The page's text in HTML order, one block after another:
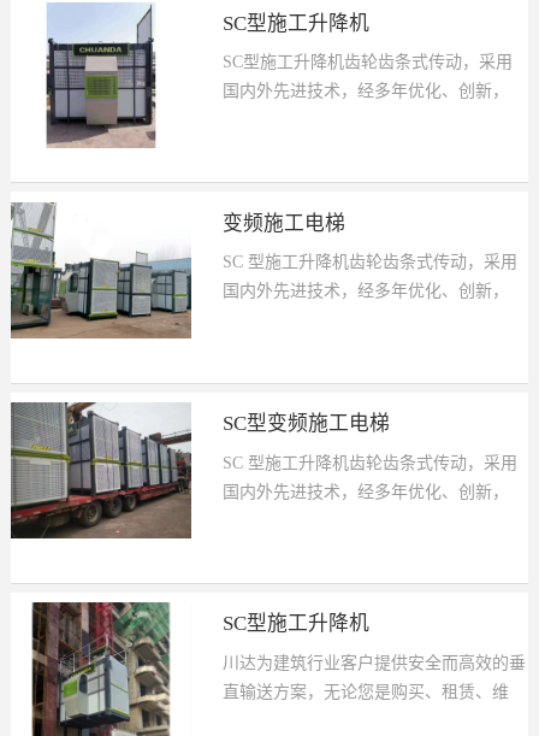
等特点，可根据需要组合成各种形式，包
括规则截面和不规则截面，起重量从
1000kg 到 2000kg，运行速度从
速和自动选层、平层，满足不同用户的不
同需要。具...
有更优良的技术性能，更安全可靠的工作
SC型施工升降机
SC型施工升降机齿轮齿条式传动，采用
国内外先进技术，经多年优化、创新，
筑施工最理想的垂直运输设备。它具有造
等特点，可根据需要组合成各种形式，包
括规则截面和不规则截面，起重量从
1000kg 到 2000kg，运行速度从
速和自动选层、平层，满足不同用户的不
同需要。具...
有更优良的技术性能，更安全可靠的工作
变频施工电梯
SC 型施工升降机齿轮齿条式传动，采用
国内外先进技术，经多年优化、创新，
等特点，可根据需要组合成各种形式，包
括规则截面和不规则截面，起重量从
1000kg 到 2000kg，运行速度从
速和自动选层、平层，满足不同用户的不
同需要。...
具有更优良的技术性能，更安全可靠的工
SC型变频施工电梯
SC 型施工升降机齿轮齿条式传动，采用
国内外先进技术，经多年优化、创新，
等特点，可根据需要组合成各种形式，包
括规则截面和不规则截面，起重量从
1000kg 到 2000kg，运行速度从
SC型施工升降机
川达为建筑行业客户提供安全而高效的垂
直输送方案，无论您是购买、租赁、维